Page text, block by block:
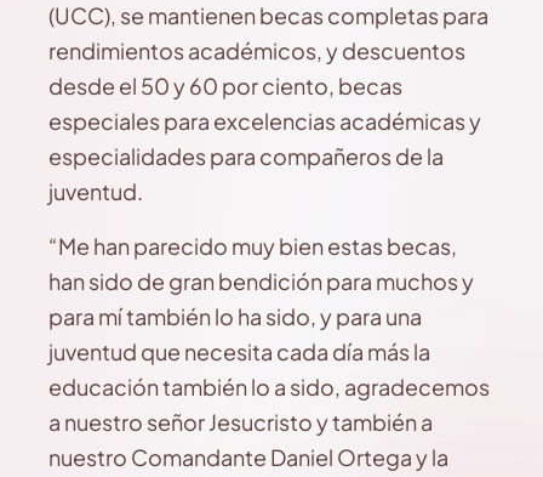
(UCC), se mantienen becas completas para
rendimientos académicos, y descuentos
desde el 50 y 60 por ciento, becas
especiales para excelencias académicas y
especialidades para compañeros de la
juventud.
“Me han parecido muy bien estas becas,
han sido de gran bendición para muchos y
para mí también lo ha sido, y para una
juventud que necesita cada día más la
educación también lo a sido, agradecemos
a nuestro señor Jesucristo y también a
nuestro Comandante Daniel Ortega y la